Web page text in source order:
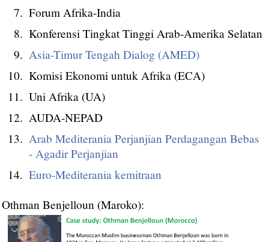
Forum Afrika-India
Konferensi Tingkat Tinggi Arab-Amerika Selatan
Asia-Timur Tengah Dialog (AMED)
Komisi Ekonomi untuk Afrika (ECA)
Uni Afrika (UA)
AUDA-NEPAD
Arab Mediterania Perjanjian Perdagangan Bebas
- Agadir Perjanjian
Euro-Mediterania kemitraan
Othman Benjelloun (Maroko):